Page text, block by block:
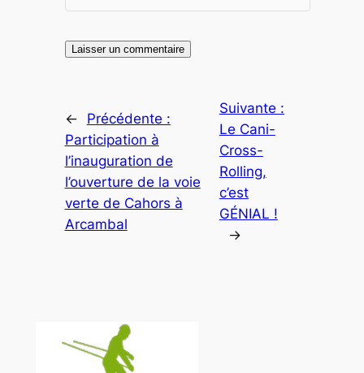
←
Précédente :
Participation à
l’inauguration de
l’ouverture de la voie
verte de Cahors à
Arcambal
Suivante :
Le Cani-
Cross-
Rolling,
c’est
GÉNIAL !
→